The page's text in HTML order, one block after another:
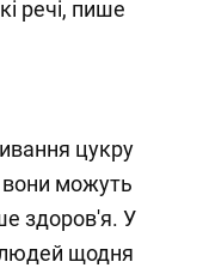
речі, пише
цукру
вони можуть
здоров'я. У
людей щодня